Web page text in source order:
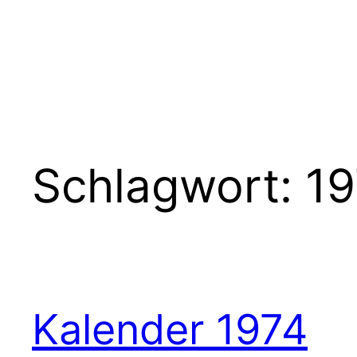
Schlagwort:
Kalender 1974